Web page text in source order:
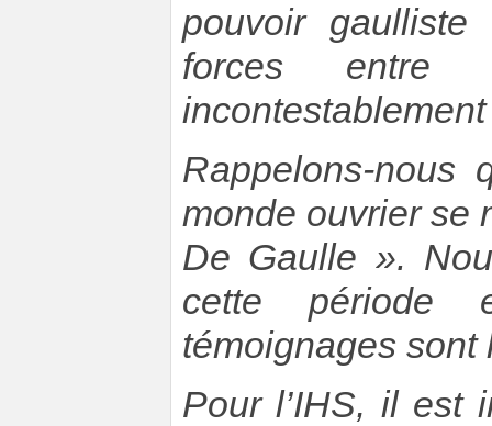
pouvoir
forces entre
Rappelons-
monde ouvrier se
De Gaulle ».
cette période
témoignages sont
Pour l’IHS, il est